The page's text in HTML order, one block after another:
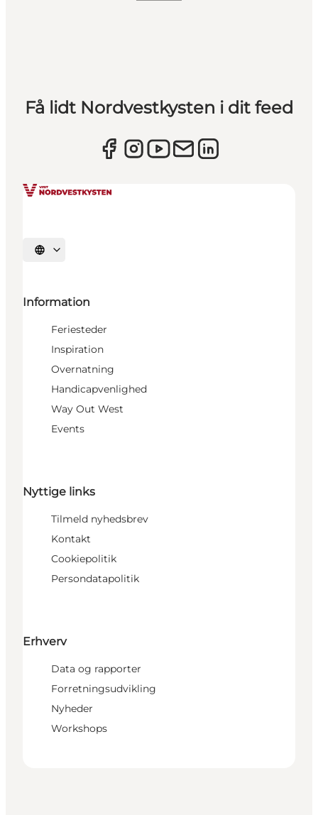
Få lidt Nordvestkysten i dit feed
Vælg sprog
Information
Feriesteder
Inspiration
Overnatning
Handicapvenlighed
Way Out West
Events
Nyttige links
Tilmeld nyhedsbrev
Kontakt
Cookiepolitik
Persondatapolitik
Erhverv
Data og rapporter
Forretningsudvikling
Nyheder
Workshops